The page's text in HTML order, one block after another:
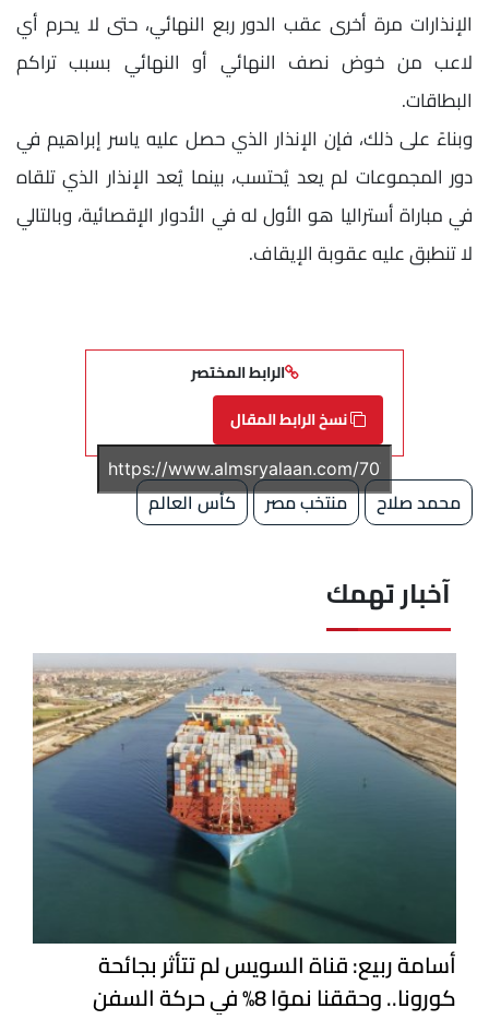
الإنذارات مرة أخرى عقب الدور ربع النهائي، حتى لا يحرم أي
لاعب من خوض نصف النهائي أو النهائي بسبب تراكم
البطاقات.
وبناءً على ذلك، فإن الإنذار الذي حصل عليه ياسر إبراهيم في
دور المجموعات لم يعد يُحتسب، بينما يُعد الإنذار الذي تلقاه
في مباراة أستراليا هو الأول له في الأدوار الإقصائية، وبالتالي
لا تنطبق عليه عقوبة الإيقاف.
الرابط المختصر
نسخ الرابط المقال
محمد صلاح منتخب مصر كأس العالم
آخبار تهمك
أسامة ربيع: قناة السويس لم تتأثر بجائحة
كورونا.. وحققنا نموًا 8% في حركة السفن